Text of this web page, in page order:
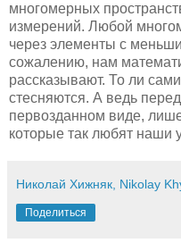
многомерных
измерений. Любой
через элементы с
сожалению, нам
рассказывают. То ли
стесняются. А ведь
первозданном виде,
которые так любят наши
Николай Хижняк, Nikolay
Поделиться